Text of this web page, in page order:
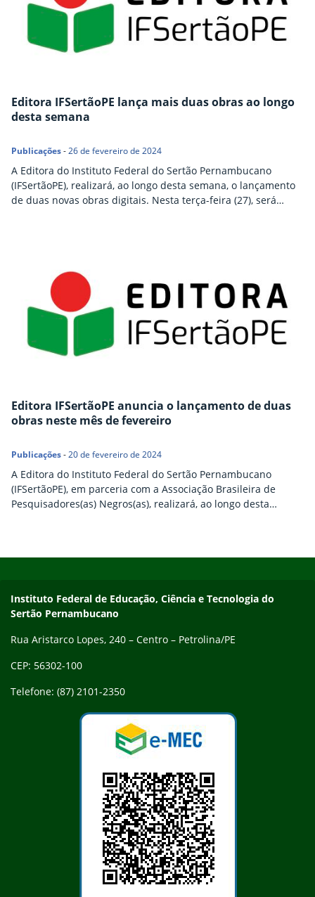
Editora IFSertãoPE lança mais duas obras ao longo
desta semana
Publicações-26 de fevereiro de 2024
A Editora do Instituto Federal do Sertão Pernambucano
(IFSertãoPE), realizará, ao longo desta semana, o lançamento
de duas novas obras digitais. Nesta terça-feira (27), será
Editora IFSertãoPE anuncia o lançamento de duas
obras neste mês de fevereiro
Publicações-20 de fevereiro de 2024
A Editora do Instituto Federal do Sertão Pernambucano
(IFSertãoPE), em parceria com a Associação Brasileira de
Pesquisadores(as) Negros(as), realizará, ao longo desta
trabalhos apresentados e reconhecidos no XII Congresso de
Pesquisadores e Pesquisadoras Negras e Negros (Copene).
Endereço
Instituto Federal de Educação, Ciência e Tecnologia do
Sertão Pernambucano
Rua Aristarco Lopes, 240 – Centro – Petrolina/PE
CEP: 56302-100
Telefone: (87) 2101-2350